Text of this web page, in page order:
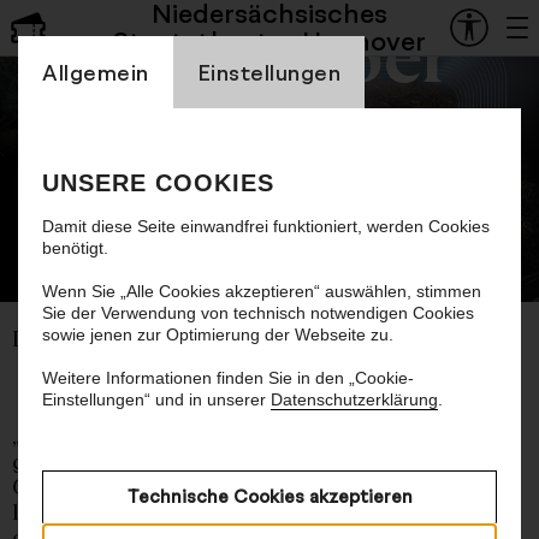
Einstellung Cookienbanner
Allgemein
Einstellungen
UNSERE COOKIES
Damit diese Seite einwandfrei funktioniert, werden Cookies
benötigt.
Wenn Sie „Alle Cookies akzeptieren“ auswählen, stimmen
Sie der Verwendung von technisch notwendigen Cookies
sowie jenen zur Optimierung der Webseite zu.
Weitere Informationen finden Sie in den „Cookie-
Einstellungen“ und in unserer Datenschutzerklärung
Technische Cookies akzeptieren
Niedersächsisches
Staatstheater Hannover
Staatsoper
Lied.Konzerte
Intime Liedkunst an besonderen Orten
„Das deutsche Lied, auch ,Kunstlied‘ genannt,
gilt als eine der intimsten aller musikalischen
Gattungen – häufig auf die Innenwelt des
lyrischen Ichs konzentriert und besonders